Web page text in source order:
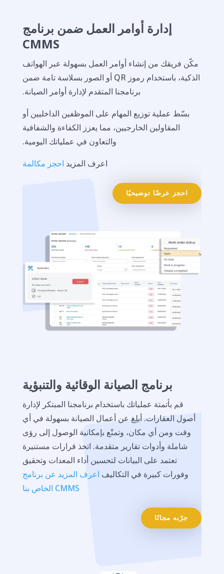
إدارة أوامر العمل ضمن برنامج
CMMS
مكّن فريقك من إنشاء أوامر العمل بسهولة عبر الهواتف
الذكية، باستخدام رموز QR أو الصور بسلاسة تامة ضمن
برنامجنا المتقدم لإدارة أوامر الصيانة.
بسّط عملية توزيع المهام على الموظفين الداخليين أو
المقاولين الخارجيين، مما يعزز الكفاءة والشفافية
والتعاون في عملياتك اليومية.
اعرف المزيد احجز مكالمة
احجز عرضًا توضيحيًا
برنامج الصيانة الوقائية والتنبؤية
قم بأتمتة عملياتك باستخدام برنامجنا المبتكر لإدارة
أصول العقارات. أبلِغ عن أعمال الصيانة بسهولة في أي
وقت ومن أي مكان، وتمتّع بإمكانية الوصول إلى رؤى
شاملة وأدوات تقارير متقدمة. اتخذ قرارات مستنيرة
تعتمد على البيانات لتحسين أداء المعدات وتحقيق
وفورات كبيرة في التكاليف اعرف المزيد عن برنامج
CMMS الخاص بنا
جرّبه مجانًا